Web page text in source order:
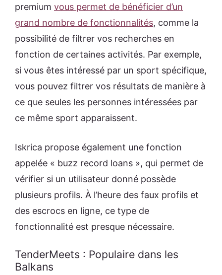
premium vous permet de bénéficier d’un
grand nombre de fonctionnalités, comme la
possibilité de filtrer vos recherches en
fonction de certaines activités. Par exemple,
si vous êtes intéressé par un sport spécifique,
vous pouvez filtrer vos résultats de manière à
ce que seules les personnes intéressées par
ce même sport apparaissent.
Iskrica propose également une fonction
appelée « buzz record loans », qui permet de
vérifier si un utilisateur donné possède
plusieurs profils. À l’heure des faux profils et
des escrocs en ligne, ce type de
fonctionnalité est presque nécessaire.
TenderMeets : Populaire dans les
Balkans